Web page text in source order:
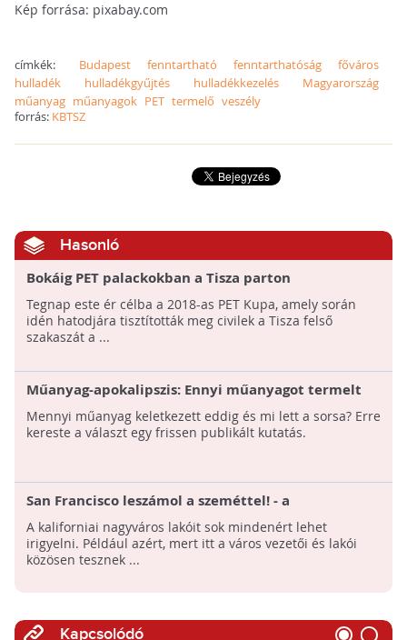
Kép forrása: pixabay.com
címkék: Budapest fenntartható fenntarthatóság
főváros
hulladék
hulladékgyűjtés hulladékkezelés
Magyarország
műanyag műanyagok PET termelő veszély
forrás: KBTSZ
Hasonló
Bokáig PET palackokban a Tisza parton
Tegnap este ér célba a 2018-as PET Kupa, amely során
idén hatodjára tisztították meg civilek a Tisza felső
szakaszát a ...
Műanyag-apokalipszis: Ennyi műanyagot termelt
eddig az emberiség
Mennyi műanyag keletkezett eddig és mi lett a sorsa? Erre
kereste a választ egy frissen publikált kutatás.
San Francisco leszámol a szeméttel! - a
nejlonzacskók után a PET palackoknak is hadat
üzent a város!
A kaliforniai nagyváros lakóit sok mindenért lehet
irigyelni. Például azért, mert itt a város vezetői és lakói
közösen tesznek ...
Kapcsolódó